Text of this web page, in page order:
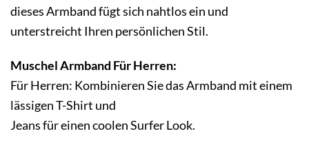
dieses Armbandfügt sich nahtlos ein und
unterstreicht Ihren persönlichen Stil.
Muschel Armband Für Herren:
Für Herren: Kombinieren Sie das Armband mit einem
lässigen T-Shirt und
Jeans für einen coolen Surfer Look.